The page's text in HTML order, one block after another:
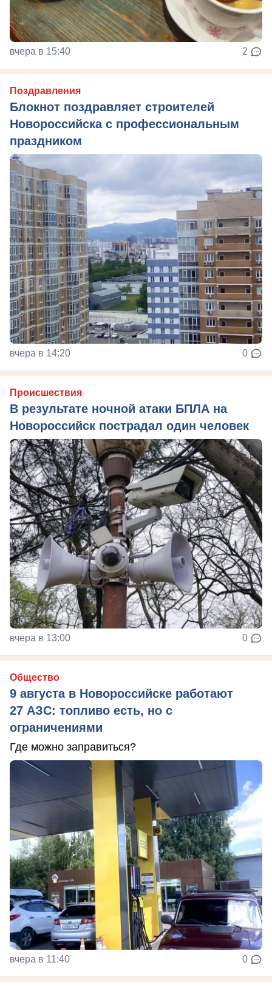
вчера в 15:40 2
Поздравления
Блокнот поздравляет строителей
Новороссийска с профессиональным
праздником
вчера в 14:20 0
Происшествия
В результате ночной атаки БПЛА на
Новороссийск пострадал один человек
вчера в 13:00 0
Общество
9 августа в Новороссийске работают
27 АЗС: топливо есть, но с
ограничениями
Где можно заправиться?
вчера в 11:40 0